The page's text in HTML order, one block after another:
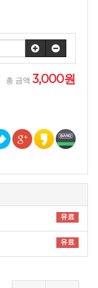
총 금액 3,000원
유료
유료